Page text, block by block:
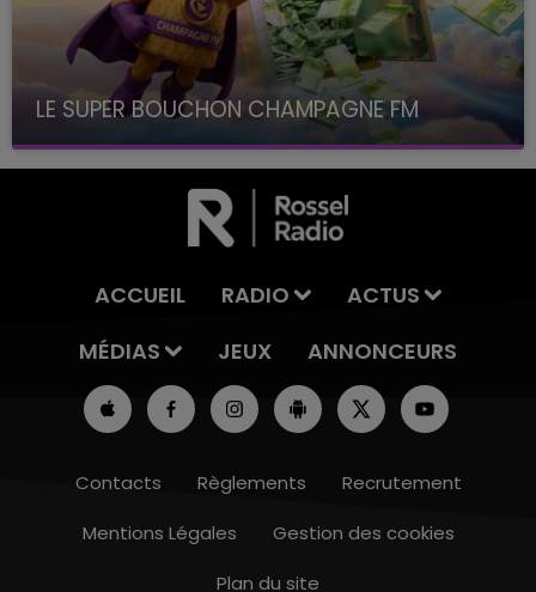
LE SUPER BOUCHON CHAMPAGNE FM
avec La Famille Champagne FM, à 8H10
ACCUEIL RADIO
ACTUS
MÉDIAS
JEUX ANNONCEURS
Contacts Règlements
Recrutement
Mentions Légales
Gestion des cookies
Plan du site